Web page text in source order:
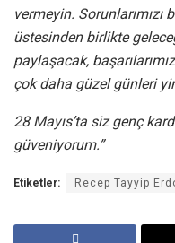
vermeyin. Sorunlarımızı
üstesinden birlikte
paylaşacak,
çok daha güzel günleri
28 Mayıs’ta siz genç
güveniyorum.”
Etiketler: Recep Tayyip